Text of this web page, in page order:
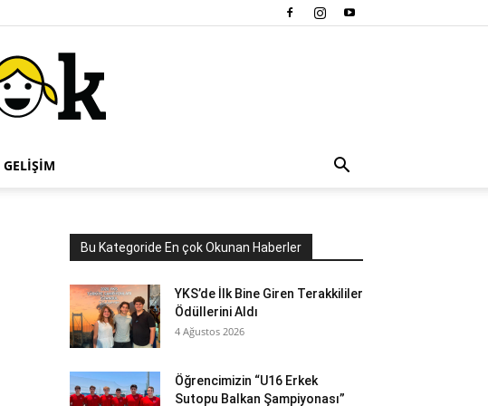
GELIŞIM
Bu Kategoride En çok Okunan Haberler
YKS’de İlk Bine Giren Terakkililer
Ödüllerini Aldı
4 Ağustos 2026
Öğrencimizin “U16 Erkek
Sutopu Balkan Şampiyonası”